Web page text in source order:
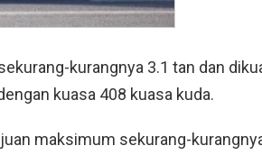
kurangnya 3.1 tan dan
kuasa 408 kuasa kuda.
maksimum sekurang-